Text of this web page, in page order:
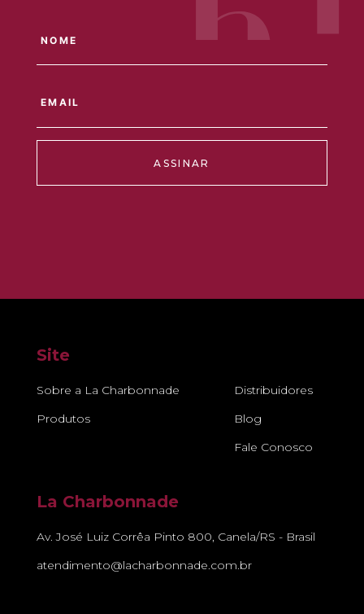
ASSINAR
Site
Sobre a La Charbonnade
Produtos
Distribuidores
Blog
Fale Conosco
La Charbonnade
Av. José Luiz Corrêa Pinto 800, Canela/RS - Brasil
atendimento@lacharbonnade.com.br